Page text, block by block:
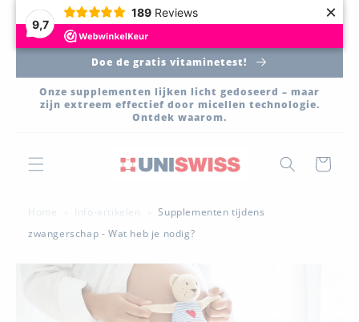
9,7
189 Reviews ×
Meteen
naar de
content
Doe de gratis vitaminetest!
Onze supplementen lijken licht gedoseerd – maar
zijn extreem effectief door micellen technologie.
Ontdek waarom.
Home Info-artikelen
Supplementen tijdens
zwangerschap - Wat heb je nodig?